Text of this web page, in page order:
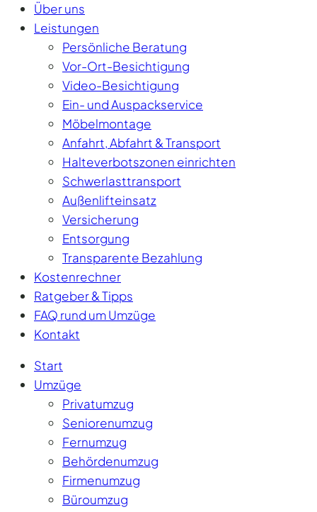
Über uns
Leistungen
Persönliche Beratung
Vor-Ort-Besichtigung
Video-Besichtigung
Ein- und Auspackservice
Möbelmontage
Anfahrt, Abfahrt & Transport
Halteverbotszonen einrichten
Schwerlasttransport
Außenlifteinsatz
Versicherung
Entsorgung
Transparente Bezahlung
Kostenrechner
Ratgeber & Tipps
FAQ rund um Umzüge
Kontakt
Start
Umzüge
Privatumzug
Seniorenumzug
Fernumzug
Behördenumzug
Firmenumzug
Büroumzug